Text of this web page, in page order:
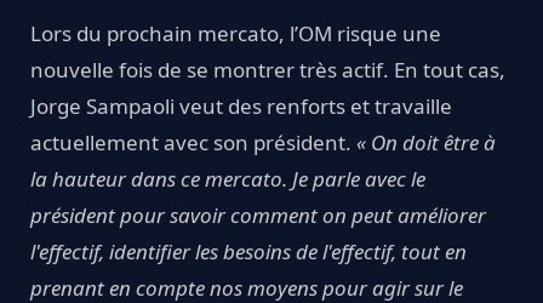
Lors du prochain mercato, l’OM risque une
nouvelle fois de se montrer très actif. En tout cas,
Jorge Sampaoli veut des renforts et travaille
actuellement avec son président. « On doit être à
la hauteur dans ce mercato. Je parle avec le
président pour savoir comment on peut améliorer
l'effectif, identifier les besoins de l'effectif, tout en
prenant en compte nos moyens pour agir sur le